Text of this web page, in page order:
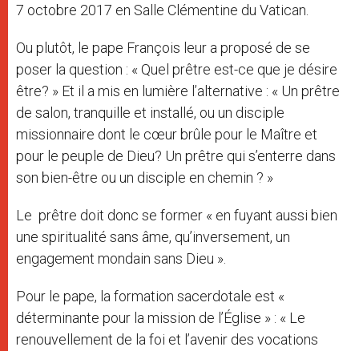
7 octobre 2017 en Salle Clémentine du Vatican.
Ou plutôt, le pape François leur a proposé de se
poser la question : « Quel prêtre est-ce que je désire
être? » Et il a mis en lumière l’alternative : « Un prêtre
de salon, tranquille et installé, ou un disciple
missionnaire dont le cœur brûle pour le Maître et
pour le peuple de Dieu? Un prêtre qui s’enterre dans
son bien-être ou un disciple en chemin ? »
Le prêtre doit donc se former « en fuyant aussi bien
une spiritualité sans âme, qu’inversement, un
engagement mondain sans Dieu ».
Pour le pape, la formation sacerdotale est «
déterminante pour la mission de l’Église » : « Le
renouvellement de la foi et l’avenir des vocations